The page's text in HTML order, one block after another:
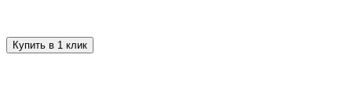
Купить в 1 клик